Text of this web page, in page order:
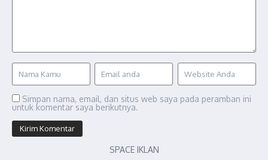
Simpan nama, email, dan situs web saya pada peramban ini
untuk komentar saya berikutnya.
SPACE IKLAN